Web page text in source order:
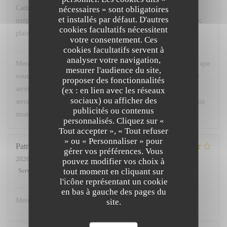
nécessaires » sont obligatoires
et installés par défaut. D'autres
cookies facultatifs nécessitent
votre consentement. Ces
cookies facultatifs servent à
analyser votre navigation,
mesurer l'audience du site,
proposer des fonctionnalités
(ex : en lien avec les réseaux
sociaux) ou afficher des
publicités ou contenus
personnalisés. Cliquez sur «
Tout accepter », « Tout refuser
» ou « Personnaliser » pour
gérer vos préférences. Vous
pouvez modifier vos choix à
tout moment en cliquant sur
l'icône représentant un cookie
en bas à gauche des pages du
site.
Cadre agréable, excellente cuisine avec un service
irréprochable...que demander de plus ? Nous y retournerons avec
plaisir.
Chez Marti a répondu à cet avis
Merci beaucoup pour votre superbe retour ! Nous sommes ravis que
vous ayez apprécié le cadre, notre cuisine ainsi que la qualité du
service. Votre satisfaction est notre plus belle récompense. Nous
serons très heureux de vous accueillir à nouveau pour un prochain
moment gourmand. À très bientôt !
Patricia
2026-07-02
- 12:00 - Couverts 3
Service
Ambiance: 4/5 Cuisine : 4/5 Qualité / Prix
a répondu à cet avis
Merci.